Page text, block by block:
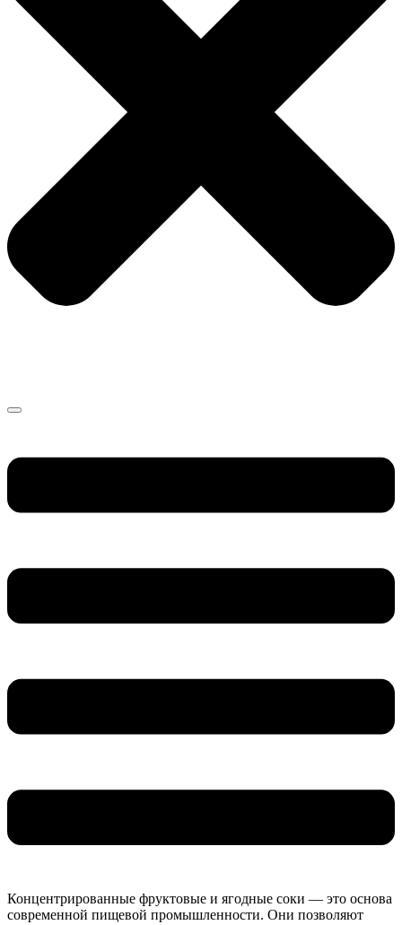
Концентрированные фруктовые и ягодные соки — это основа
современной пищевой промышленности. Они позволяют